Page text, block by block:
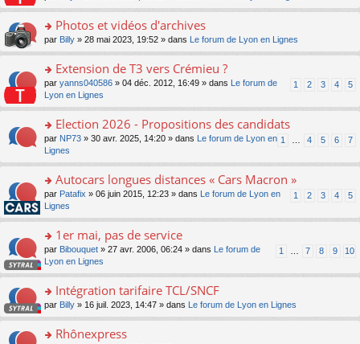
ré
c
e
lu
pl
u
s
ré
c
e
e
o
n
lu
pl
u
s
ré
c
e
nt
s
a
g
e
n
o
n
pl
u
s
ré
c
nt
n
ult
er
le
m
e
s
g
e
n
o
n
le
s
ré
e
o
n
ult
er
le
m
e
s
s
e
n
o
n
lu
pl
ré
c
e
Photos et vidéos d'archives
par Billy » 28 mai 2023, 19:52 » dans Le forum de Lyon en Lignes
o
s
er
le
m
e
s
s
a
n
o
n
lu
le
u
ré
Extension de T3 vers Crémieu ?
1 2 3 4 5
par yanns040586 » 04 déc. 2012, 16:49 » dans
Le forum de
Lyon en Lignes
o
s
er
le
m
e
s
s
a
n
o
n
lu
Election 2026 - Propositions des candidats
1 4 5 6 7
par NP73 » 30 avr. 2025, 14:20 » dans
Le forum de Lyon en
Lignes
o
s
er
le
m
e
s
s
e
Autocars longues distances « Cars Macron »
1 2 3 4 5
par Patafix » 06 juin 2015, 12:23 » dans
Le forum de Lyon en
Lignes
o
s
er
le
m
e
1er mai, pas de service
1 7 8 9 10
par Bibouquet » 27 avr. 2006, 06:24 » dans
Le forum de
Lyon en Lignes
o
n
ult
Intégration tarifaire TCL/SNCF
par Billy » 16 juil. 2023, 14:47 » dans Le forum de Lyon en Lignes
Rhônexpress